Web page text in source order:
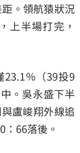
。領航猿狀況
上半場打完，
％（39投9
。吳永盛下半
盧峻翔外線追
66落後。